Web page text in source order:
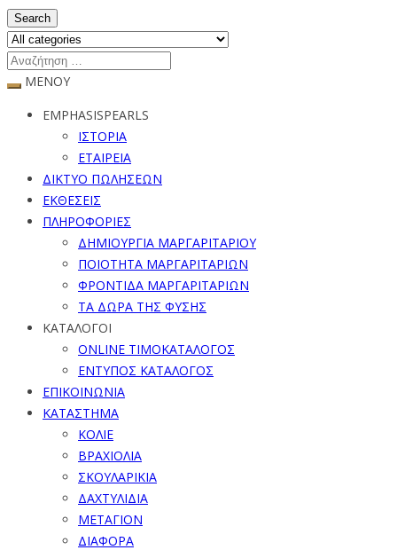
Search
ΜΕΝΟΥ
EMPHASISPEARLS
ΙΣΤΟΡΙΑ
ΕΤΑΙΡΕΙΑ
ΔΙΚΤΥΟ ΠΩΛΗΣΕΩΝ
ΕΚΘΕΣΕΙΣ
ΠΛΗΡΟΦΟΡΙΕΣ
ΔΗΜΙΟΥΡΓΙΑ ΜΑΡΓΑΡΙΤΑΡΙΟΥ
ΠΟΙΟΤΗΤΑ ΜΑΡΓΑΡΙΤΑΡΙΩΝ
ΦΡΟΝΤΙΔΑ ΜΑΡΓΑΡΙΤΑΡΙΩΝ
ΤΑ ΔΩΡΑ ΤΗΣ ΦΥΣΗΣ
ΚΑΤΑΛΟΓΟΙ
ONLINE ΤΙΜΟΚΑΤΑΛΟΓΟΣ
ΕΝΤΥΠΟΣ ΚΑΤΑΛΟΓΟΣ
ΕΠΙΚΟΙΝΩΝΙΑ
ΚΑΤΑΣΤΗΜΑ
ΚΟΛΙΕ
ΒΡΑΧΙΟΛΙΑ
ΣΚΟΥΛΑΡΙΚΙΑ
ΔΑΧΤΥΛΙΔΙΑ
ΜΕΤΑΓΙΟΝ
ΔΙΑΦΟΡΑ